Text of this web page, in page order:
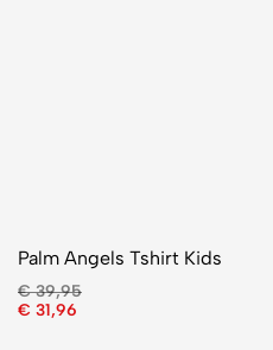
Palm Angels Tshirt Kids
€39,95
€ 31,96